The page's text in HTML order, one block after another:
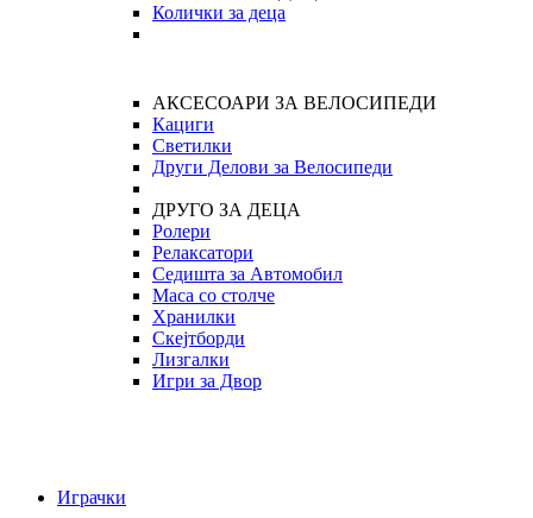
Колички за деца
АКСЕСОАРИ ЗА ВЕЛОСИПЕДИ
Кациги
Светилки
Други Делови за Велосипеди
ДРУГО ЗА ДЕЦА
Ролери
Релаксатори
Седишта за Автомобил
Маса со столче
Хранилки
Скејтборди
Лизгалки
Игри за Двор
Играчки